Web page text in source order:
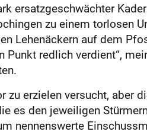
ersatzgeschwächter
zu einem torlosen
Lehenäckern auf dem
redlich verdient“,
erzielen versucht, aber
es den jeweiligen
nennenswerte